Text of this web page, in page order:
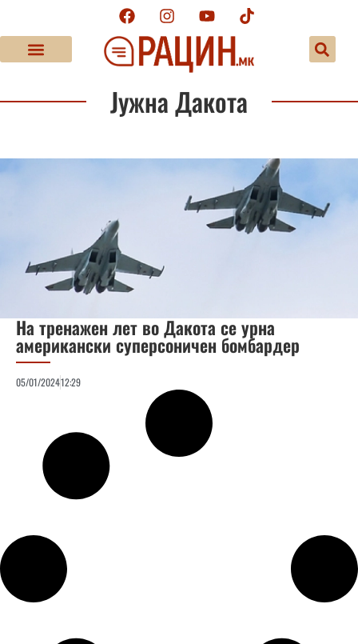
Јужна Дакота
На тренажен лет во Дакота се урна
американски суперсоничен бомбардер
05/01/202412:29